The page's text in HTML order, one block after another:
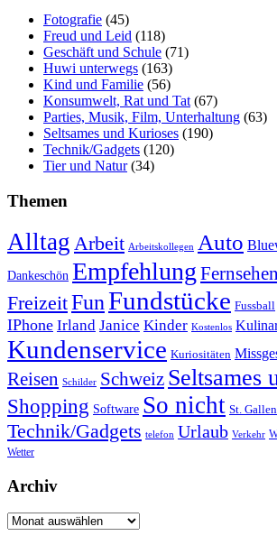
Fotografie (45)
Freud und Leid (118)
Geschäft und Schule (71)
Huwi unterwegs (163)
Kind und Familie (56)
Konsumwelt, Rat und Tat(67)
Parties, Musik, Film, Unterhaltung (63)
Seltsames und Kurioses (190)
Technik/Gadgets (120)
Tier und Natur(34)
Themen
Alltag Arbeit Arbeitskollegen Auto
Dankeschön Empfehlung Fernsehen
FreizeitFunFundstücke Fussball
IPhone Irland Janice Kinder Kostenlos
Kundenservice Kuriositäten
Reisen Schilder Schweiz Seltsames
Shopping Software So nicht St. Gallen
Technik/Gadgets telefon Urlaub Verkehr
Wetter
Archiv
Archiv